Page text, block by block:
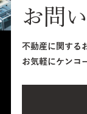
お問
不動産に関する
お気軽にケンコ